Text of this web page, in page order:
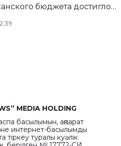
бюджета достигло
MEDIA HOLDING
басылымын, ақпарат
интернет-басылымды
тіркеу туралы куәлік